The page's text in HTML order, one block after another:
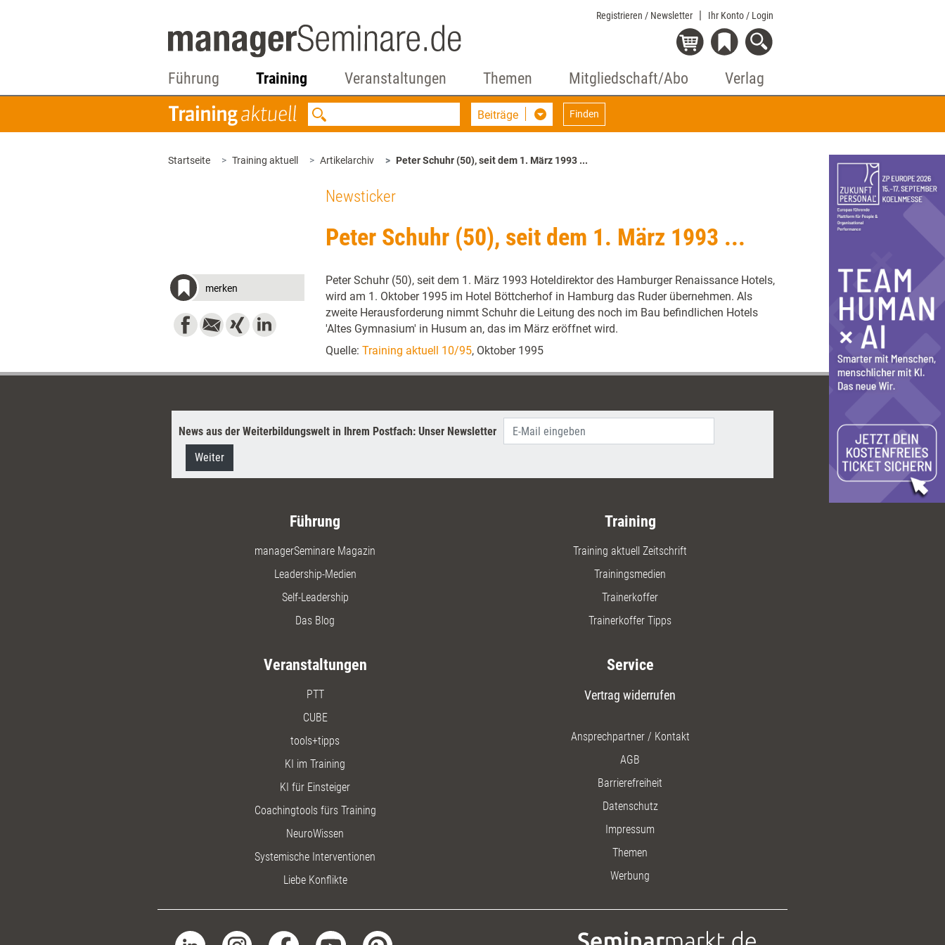
Registrieren / Newsletter Ihr Konto / Login
Führung Training Veranstaltungen Themen Mitgliedschaft/Abo Verlag
Beiträge Finden
Startseite Training aktuell Artikelarchiv Peter Schuhr (50), seit dem 1. März 1993 ...
Newsticker
Peter Schuhr (50), seit dem 1. März 1993 ...
merken
Peter Schuhr (50), seit dem 1. März 1993 Hoteldirektor des Hamburger Renaissance Hotels,
wird am 1. Oktober 1995 im Hotel Böttcherhof in Hamburg das Ruder übernehmen. Als
zweite Herausforderung nimmt Schuhr die Leitung des noch im Bau befindlichen Hotels
'Altes Gymnasium' in Husum an, das im März eröffnet wird.
Quelle: Training aktuell 10/95, Oktober 1995
News aus der Weiterbildungswelt in Ihrem Postfach: Unser Newsletter
Weiter
Führung
managerSeminare Magazin
Leadership-Medien
Self-Leadership
Das Blog
Training
Training aktuell Zeitschrift
Trainingsmedien
Trainerkoffer
Trainerkoffer Tipps
Veranstaltungen
PTT
CUBE
tools+tipps
KI im Training
KI für Einsteiger
Coachingtools fürs Training
NeuroWissen
Systemische Interventionen
Liebe Konflikte
Service
Vertrag widerrufen
Ansprechpartner / Kontakt
AGB
Barrierefreiheit
Datenschutz
Impressum
Themen
Werbung